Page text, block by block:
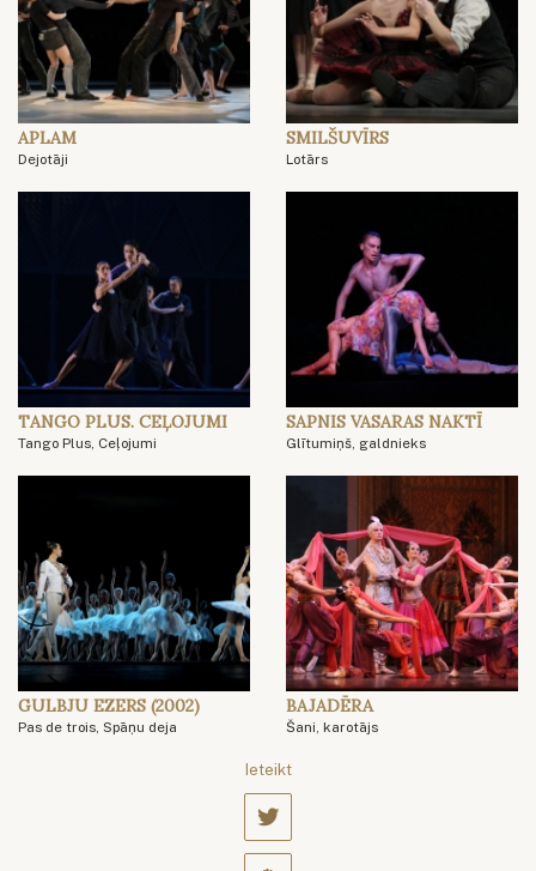
APLAM
Dejotāji
SMILŠUVĪRS
Lotārs
TANGO PLUS. CEĻOJUMI
Tango Plus, Ceļojumi
SAPNIS VASARAS NAKTĪ
Glītumiņš, galdnieks
GULBJU EZERS (2002)
Pas de trois, Spāņu deja
BAJADĒRA
Šani, karotājs
Ieteikt